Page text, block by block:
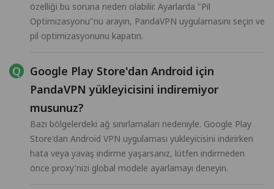
özelliği bu soruna neden olabilir. Ayarlarda "Pil
Optimizasyonu"nu arayın, PandaVPN uygulamasını seçin ve
pil optimizasyonunu kapatın.
Google Play Store'dan Android için
PandaVPN yükleyicisini indiremiyor
musunuz?
Bazı bölgelerdeki ağ sınırlamaları nedeniyle. Google Play
Store'dan Android VPN uygulaması yükleyicisini indirirken
hata veya yavaş indirme yaşarsanız, lütfen indirmeden
önce proxy'nizi global modele ayarlamayı deneyin.